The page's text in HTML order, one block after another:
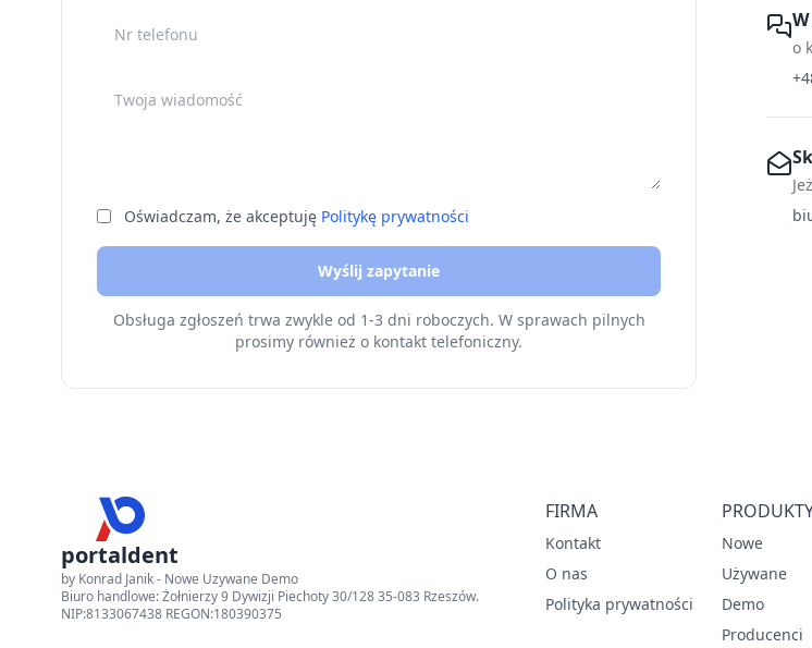
Nr telefonu
Twoja wiadomość
Oświadczam, że akceptuję Politykę prywatności
Wyślij zapytanie
Obsługa zgłoszeń trwa zwykle od 1-3 dni roboczych. W sprawach pilnych
prosimy również o kontakt telefoniczny.
o
portaldent
by Konrad Janik - Nowe Uzywane Demo
Biuro handlowe: Żołnierzy 9 Dywizji Piechoty 30/128 35-083 Rzeszów.
NIP:8133067438 REGON:180390375
FIRMA
Kontakt
O nas
Polityka prywatności
Nowe
Używane
Demo
Producenci